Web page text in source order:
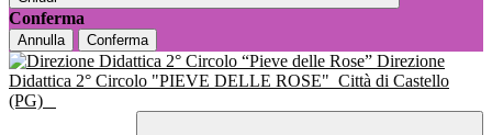
Conferma
Annulla Conferma
Direzione
Didattica 2° Circolo "PIEVE DELLE ROSE" Città di Castello
(PG)